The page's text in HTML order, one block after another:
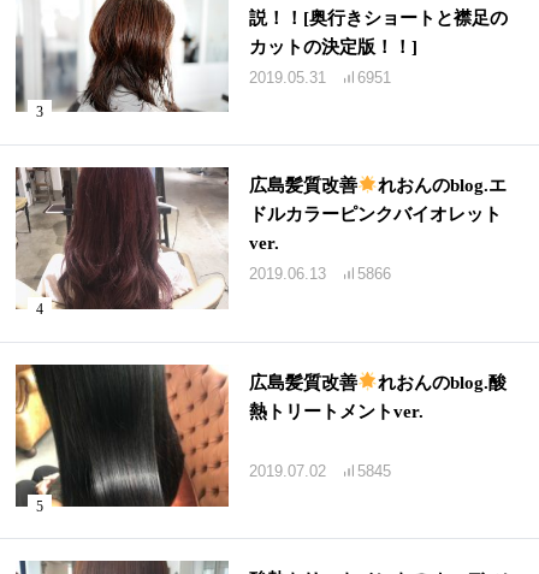
説！！[奥行きショートと襟足の
カットの決定版！！]
2019.05.31 6951
広島髪質改善
れおんのblog.エ
ドルカラーピンクバイオレット
ver.
2019.06.13 5866
広島髪質改善
れおんのblog.酸
熱トリートメントver.
2019.07.02 5845